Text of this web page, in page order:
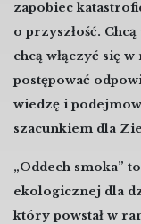
zapobiec
o przyszłość.
chcą włączyć się
postępować
wiedzę i
szacunkiem dla
„Oddech smoka”
ekologicznej dla
który powstał w